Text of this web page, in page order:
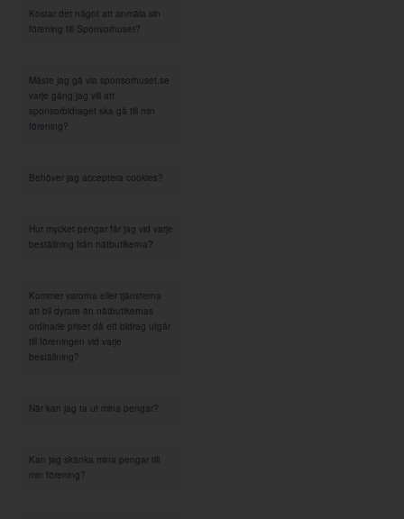
Kostar det något att anmäla sin
förening till Sponsorhuset?
Måste jag gå via sponsorhuset.se
varje gång jag vill att
sponsorbidraget ska gå till min
förening?
Behöver jag acceptera cookies?
Hur mycket pengar får jag vid varje
beställning från nätbutikerna?
Kommer varorna eller tjänsterna
att bli dyrare än nätbutikernas
ordinarie priser då ett bidrag utgår
till föreningen vid varje
beställning?
När kan jag ta ut mina pengar?
Kan jag skänka mina pengar till
min förening?